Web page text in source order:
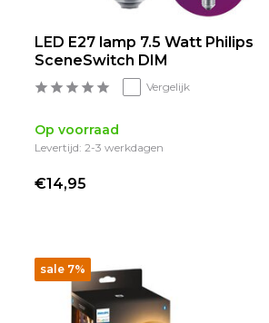
LED E27 lamp 7.5 Watt Philips
SceneSwitch DIM
Vergelijk
Op voorraad
Levertijd: 2-3 werkdagen
€14,95
sale 7%